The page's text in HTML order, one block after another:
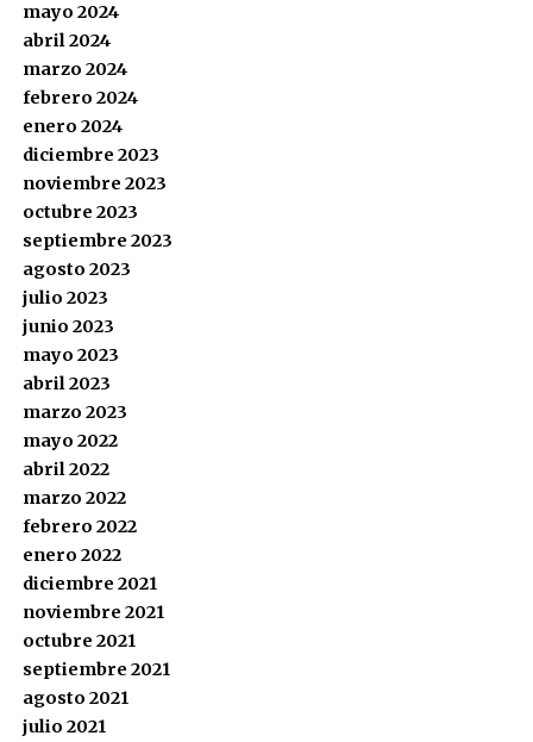
mayo 2024
abril 2024
marzo 2024
febrero 2024
enero 2024
diciembre 2023
noviembre 2023
octubre 2023
septiembre 2023
agosto 2023
julio 2023
junio 2023
mayo 2023
abril 2023
marzo 2023
mayo 2022
abril 2022
marzo 2022
febrero 2022
enero 2022
diciembre 2021
noviembre 2021
octubre 2021
septiembre 2021
agosto 2021
julio 2021